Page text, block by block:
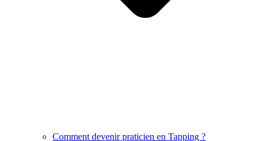
Comment devenir praticien en Tapping ?